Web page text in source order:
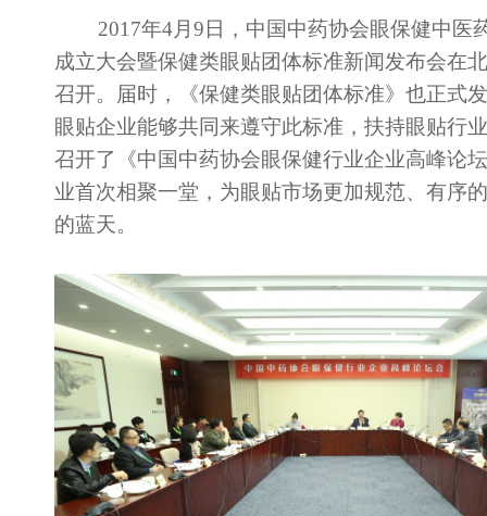
2017年4月 9 日，中国中药协会眼保健中医
成立大会暨保健类眼贴团体标准新闻发布会在
召开。届时，《保健类眼贴团体标准》也正式
眼贴企业能够共同来遵守此标准，扶持眼贴行
召开了《中国中药协会眼保健行业企业高峰论
业首次相聚一堂，为眼贴市场更加规范、有序
的蓝天。